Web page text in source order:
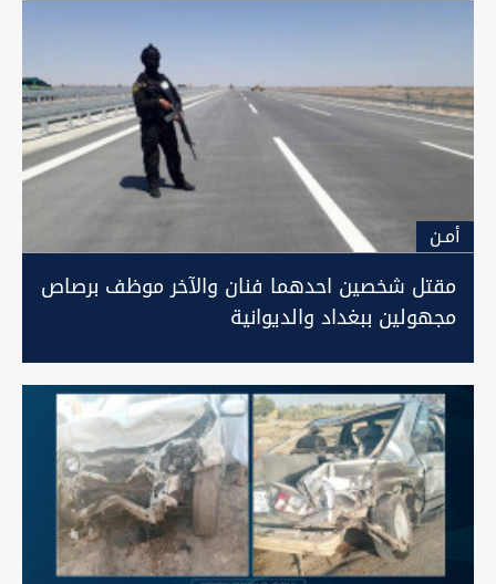
أمـن
مقتل شخصين احدهما فنان والآخر موظف برصاص
مجهولين ببغداد والديوانية